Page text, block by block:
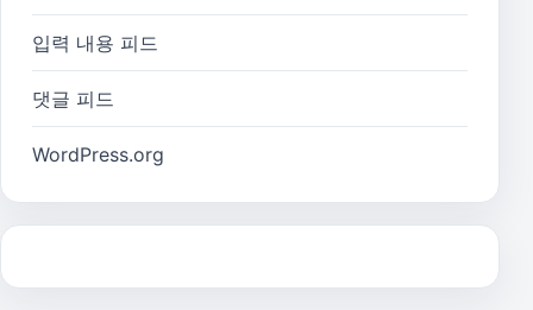
입력 내용 피드
댓글 피드
WordPress.org